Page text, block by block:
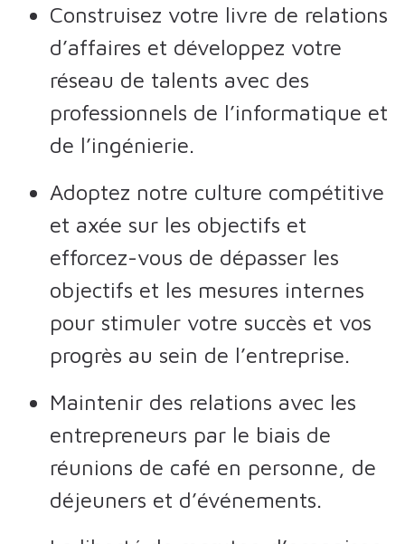
Construisez votre livre de relations
d’affaires et développez votre
réseau de talents avec des
professionnels de l’informatique et
de l’ingénierie.
Adoptez notre culture compétitive
et axée sur les objectifs et
efforcez-vous de dépasser les
objectifs et les mesures internes
pour stimuler votre succès et vos
progrès au sein de l’entreprise.
Maintenir des relations avec les
entrepreneurs par le biais de
réunions de café en personne, de
déjeuners et d’événements.